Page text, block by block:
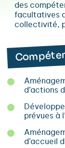
des
facultatives
collectivité,
d’actions
prévues à
d’accueil